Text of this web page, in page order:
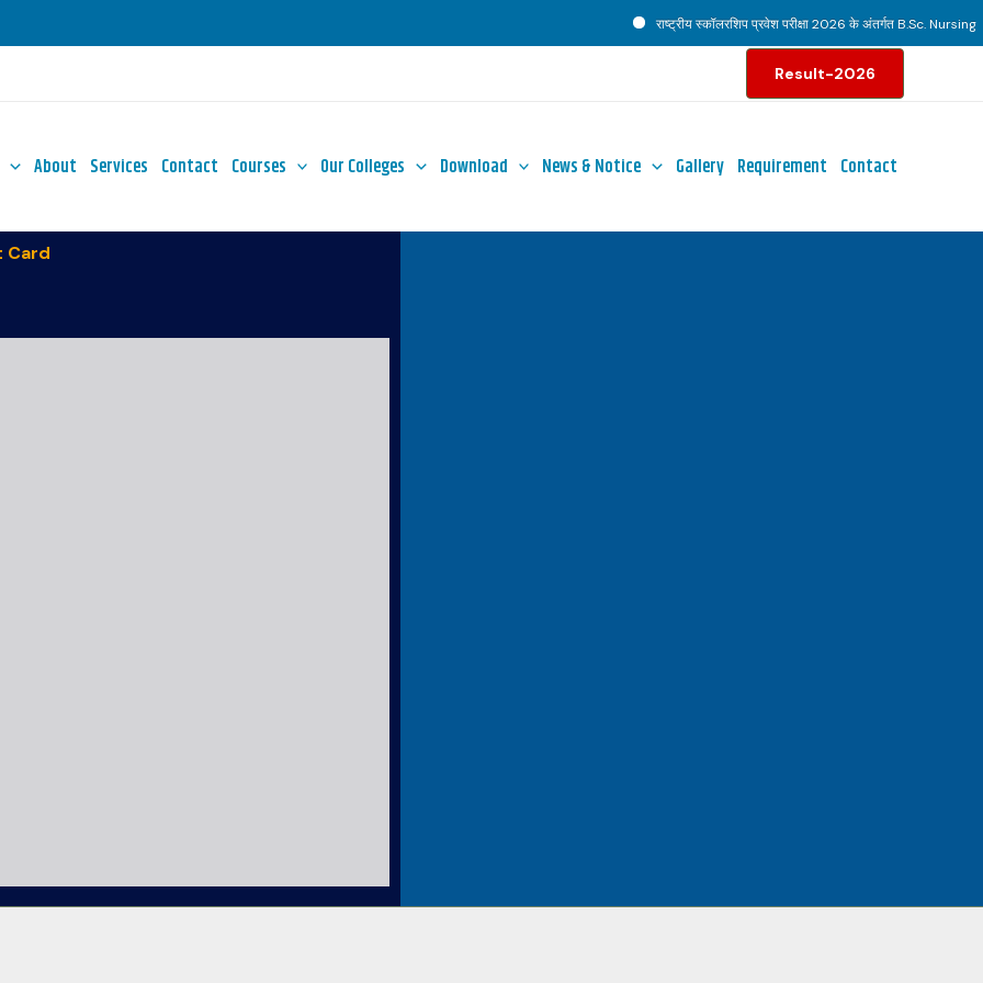
राष्ट्रीय स्कॉलरशिप प्रवेश परीक्षा 2026 के अंतर्गत B.Sc. Nursing
Result-2026
About Services Contact Courses Our Colleges Download News & Notice Gallery Requirement Contact
Card